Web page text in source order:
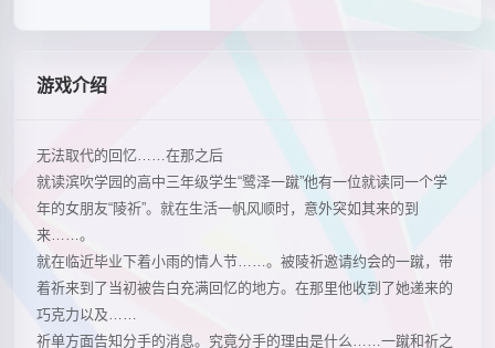
游戏介绍
无法取代的回忆……在那之后
就读滨吹学园的高中三年级学生“鹭泽一蹴”他有一位就读同一个学
年的女朋友“陵祈”。就在生活一帆风顺时，意外突如其来的到
来……。
就在临近毕业下着小雨的情人节……。被陵祈邀请约会的一蹴，带
着祈来到了当初被告白充满回忆的地方。在那里他收到了她递来的
巧克力以及……
祈单方面告知分手的消息。究竟分手的理由是什么……一蹴和祈之